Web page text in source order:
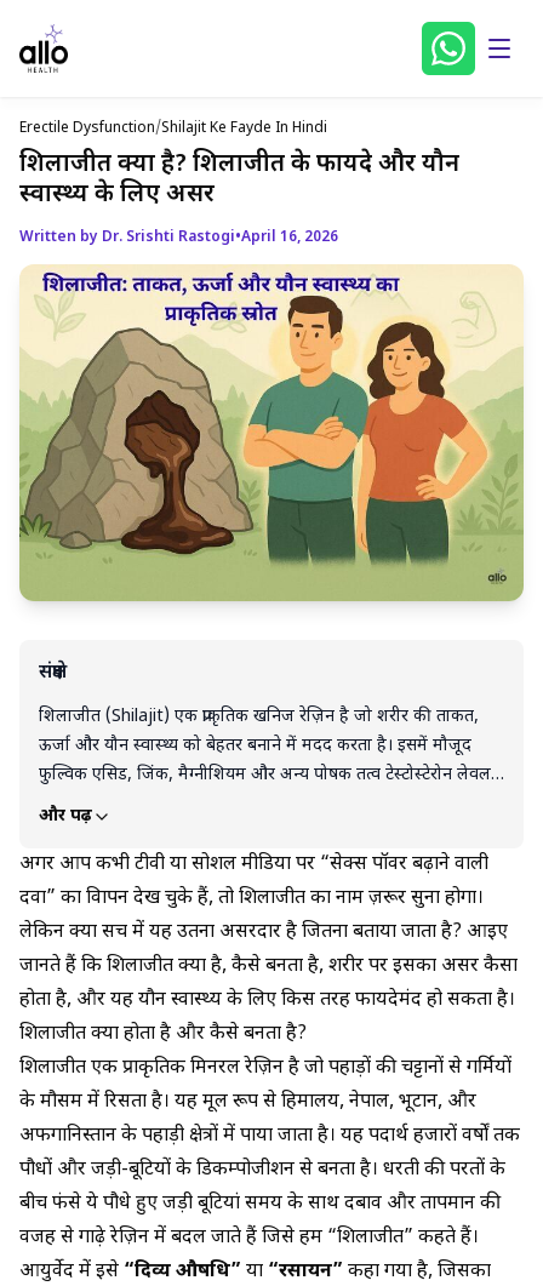
Erectile Dysfunction/Shilajit Ke Fayde In Hindi
शिलाजीत क्या है? शिलाजीत के फायदे और यौन
स्वास्थ्य के लिए असर
Written by Dr. Srishti Rastogi•April 16, 2026
संक्षेप
शिलाजीत (Shilajit) एक प्राकृतिक खनिज रेज़िन है जो शरीर की ताकत,
ऊर्जा और यौन स्वास्थ्य को बेहतर बनाने में मदद करता है। इसमें मौजूद
फुल्विक एसिड, जिंक, मैग्नीशियम और अन्य पोषक तत्व टेस्टोस्टेरोन लेवल,
स्टैमिना और फर्टिलिटी को सपोर्ट करते हैं। अश्वगंधा, सफेद मूसली और कौंच
हो सकता है। हालांकि, Allo की सलाह है कि किसी भी तरह का सप्लीमेंट
या शिलाजीत प्रोडक्ट लेने से पहले अपने डॉक्टर या आयुर्वेदिक विशेषज्ञ से
परामर्श ज़रूर करें, ताकि आपको सुरक्षित और सही परिणाम मिलें।
और पढ़ें
अगर आप कभी टीवी या सोशल मीडिया पर “सेक्स पॉवर बढ़ाने वाली
दवा” का विज्ञापन देख चुके हैं, तो शिलाजीत का नाम ज़रूर सुना होगा।
लेकिन क्या सच में यह उतना असरदार है जितना बताया जाता है? आइए
जानते हैं कि शिलाजीत क्या है, कैसे बनता है, शरीर पर इसका असर कैसा
होता है, और यह यौन स्वास्थ्य के लिए किस तरह फायदेमंद हो सकता है।
शिलाजीत क्या होता है और कैसे बनता है?
शिलाजीत एक प्राकृतिक मिनरल रेज़िन है जो पहाड़ों की चट्टानों से गर्मियों
के मौसम में रिसता है। यह मूल रूप से हिमालय, नेपाल, भूटान, और
अफगानिस्तान के पहाड़ी क्षेत्रों में पाया जाता है। यह पदार्थ हजारों वर्षों तक
पौधों और जड़ी-बूटियों के डिकम्पोजीशन से बनता है। धरती की परतों के
बीच फंसे ये पौधे हुए जड़ी बूटियां समय के साथ दबाव और तापमान की
वजह से गाढ़े रेज़िन में बदल जाते हैं जिसे हम “शिलाजीत” कहते हैं।
आयुर्वेद में इसे “दिव्य औषधि” या “रसायन” कहा गया है, जिसका